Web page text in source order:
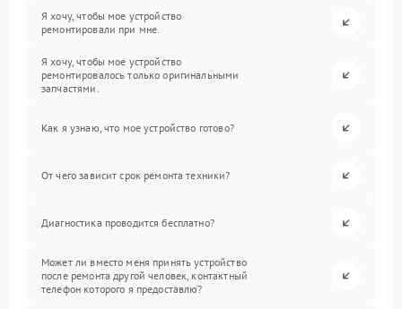
Я хочу, чтобы мое устройство
ремонтировали при мне.
Я хочу, чтобы мое устройство
ремонтировалось только оригинальными
запчастями.
Как я узнаю, что мое устройство готово?
От чего зависит срок ремонта техники?
Диагностика проводится бесплатно?
Может ли вместо меня принять устройство
после ремонта другой человек, контактный
телефон которого я предоставлю?